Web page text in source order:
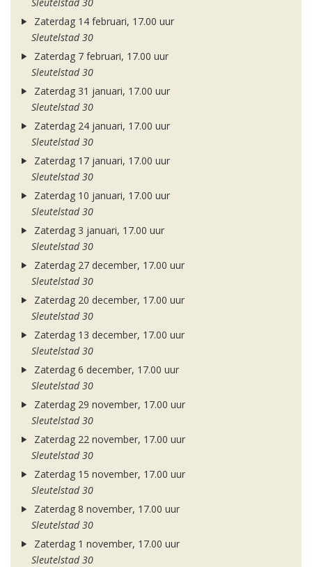
Sleutelstad 30
Zaterdag 14 februari, 17.00 uur
Sleutelstad 30
Zaterdag 7 februari, 17.00 uur
Sleutelstad 30
Zaterdag 31 januari, 17.00 uur
Sleutelstad 30
Zaterdag 24 januari, 17.00 uur
Sleutelstad 30
Zaterdag 17 januari, 17.00 uur
Sleutelstad 30
Zaterdag 10 januari, 17.00 uur
Sleutelstad 30
Zaterdag 3 januari, 17.00 uur
Sleutelstad 30
Zaterdag 27 december, 17.00 uur
Sleutelstad 30
Zaterdag 20 december, 17.00 uur
Sleutelstad 30
Zaterdag 13 december, 17.00 uur
Sleutelstad 30
Zaterdag 6 december, 17.00 uur
Sleutelstad 30
Zaterdag 29 november, 17.00 uur
Sleutelstad 30
Zaterdag 22 november, 17.00 uur
Sleutelstad 30
Zaterdag 15 november, 17.00 uur
Sleutelstad 30
Zaterdag 8 november, 17.00 uur
Sleutelstad 30
Zaterdag 1 november, 17.00 uur
Sleutelstad 30